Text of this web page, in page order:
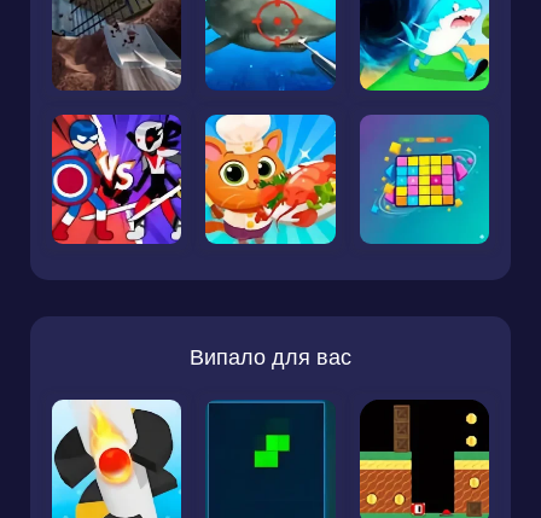
Випало для вас